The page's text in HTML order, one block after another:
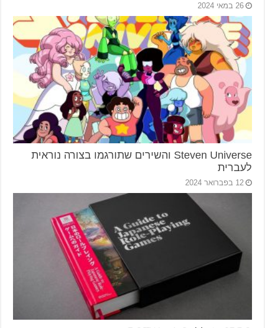
26 במאי 2024
Steven Universe והשירים שתורגמו בצורה נוראית
לעברית
12 בפברואר 2024